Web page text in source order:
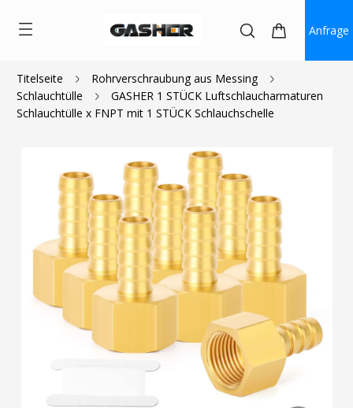
Anfrage
Titelseite
Rohrverschraubung aus Messing
Schlauchtülle
GASHER 1 STÜCK Luftschlaucharmaturen
Schlauchtülle x FNPT mit 1 STÜCK Schlauchschelle
$1.30